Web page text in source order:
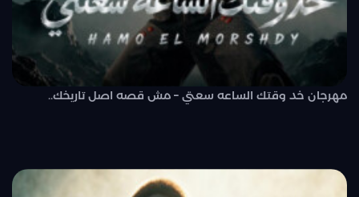
مهرجان خد وقتك الساعه سعتي – مش قصه اصل تاريخك..